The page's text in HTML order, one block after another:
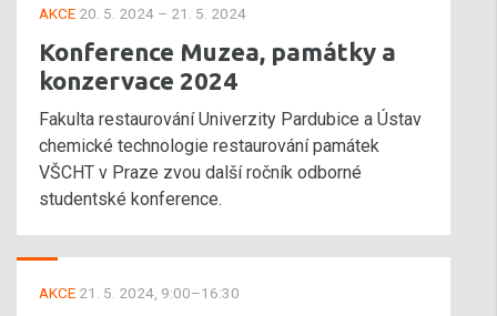
AKCE 20. 5. 2024 – 21. 5. 2024
Konference Muzea, památky a
konzervace 2024
Fakulta restaurování Univerzity Pardubice a Ústav
chemické technologie restaurování památek
VŠCHT v Praze zvou další ročník odborné
studentské konference.
AKCE 21. 5. 2024, 9:00–16:30